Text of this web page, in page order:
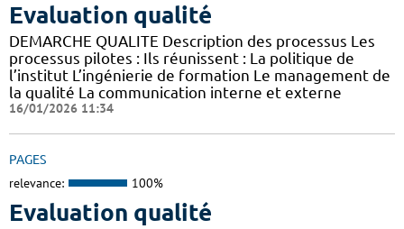
Evaluation qualité
DEMARCHE QUALITE Description des processus Les
processus pilotes : Ils réunissent : La politique de
l’institut L’ingénierie de formation Le management de
la qualité La communication interne et externe
16/01/2026 11:34
PAGES
relevance: 100%
Evaluation qualité